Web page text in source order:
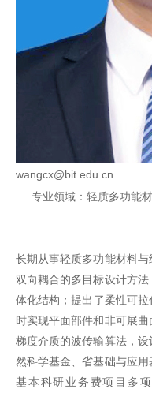
wangcx@bit.edu.cn
专业领域： 轻质多功能
长期从事轻质多功能材料
双向耦合的多目标设计方
体化结构；提出了柔性可
时实现平面部件和非可展
梯度介质的波传输算法，
然科学基金、省基础与应
基本科研业务费项目多项